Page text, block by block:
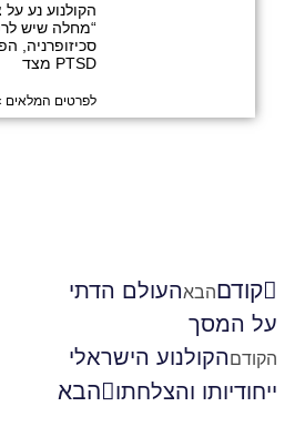
הקולנוע נע
“מחלה שיש
סכיזופרניה,
PTSD מצד
לפרטים המלאים
קודםהבאהעולם הדתי
על המסך
הקודםהקולנוע הישראלי
ייחודיותו והצלחתו
הבא